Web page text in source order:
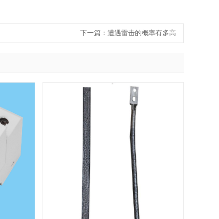
下一篇： 遭遇雷击的概率有多高